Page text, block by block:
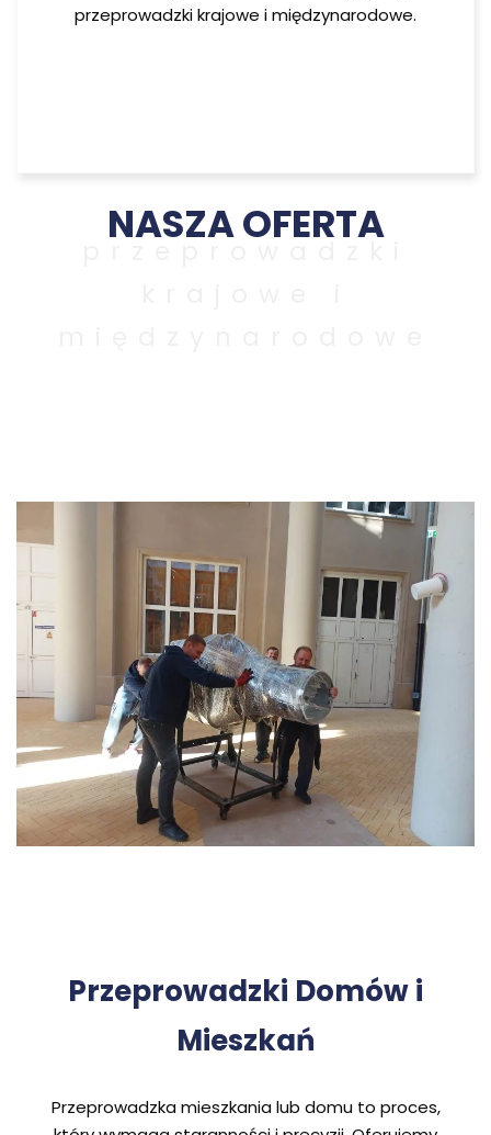
przeprowadzki krajowe i międzynarodowe.
NASZA OFERTA
Przeprowadzki Domów i
Mieszkań
Przeprowadzka mieszkania lub domu to proces,